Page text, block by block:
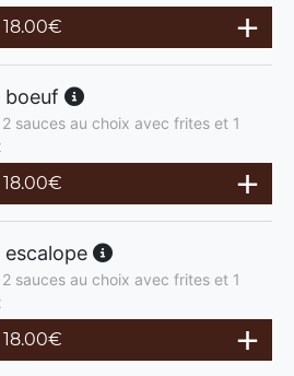
18.00€
boeuf
sauces au choix avec frites et 1
18.00€
sauces au choix avec frites et 1
18.00€